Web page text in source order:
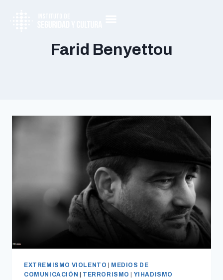
Farid Benyettou
EXTREMISMO VIOLENTO
MEDIOS DE
COMUNICACIÓN
TERRORISMO YIHADISMO